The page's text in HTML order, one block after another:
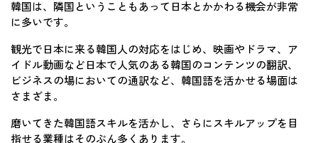
韓国は、隣国ということもあって日本とかかわる機会が非常
に多いです。
観光で日本に来る韓国人の対応をはじめ、映画やドラマ、ア
イドル動画など日本で人気のある韓国のコンテンツの翻訳、
ビジネスの場においての通訳など、韓国語を活かせる場面は
さまざま。
磨いてきた韓国語スキルを活かし、さらにスキルアップを目
指せる業種はそのぶん多くあります。